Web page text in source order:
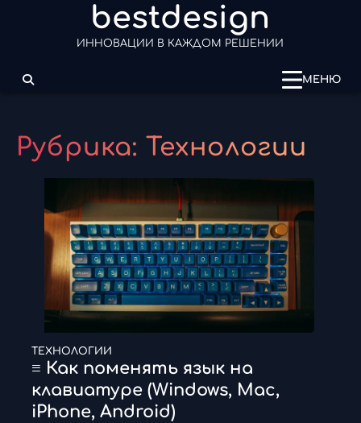
содержимому
bestdesign
ИННОВАЦИИ В КАЖДОМ РЕШЕНИИ
МЕНЮ
Рубрика: Технологии
ТЕХНОЛОГИИ
≡ Как поменять язык на
клавиатуре (Windows, Mac,
iPhone, Android)